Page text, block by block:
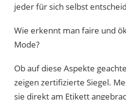
jeder für sich selbst
Wie erkennt man faire und
Mode?
Ob auf diese Aspekte
zeigen zertifizierte Siegel.
sie direkt am Etikett